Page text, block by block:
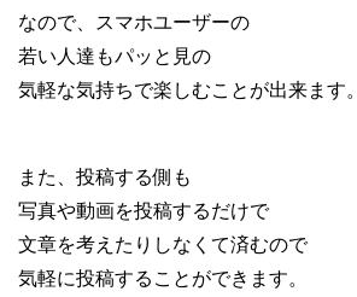
なので、スマホユーザーの
若い人達もパッと見の
気軽な気持ちで楽しむことが出来ます。
また、投稿する側も
写真や動画を投稿するだけで
文章を考えたりしなくて済むので
気軽に投稿することができます。